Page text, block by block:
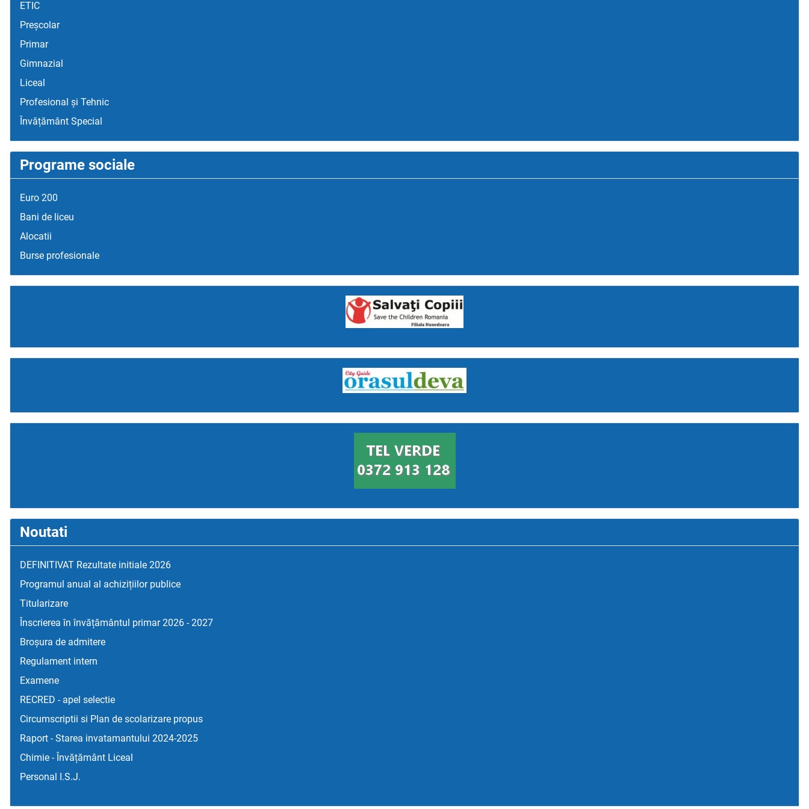
ETIC
Preșcolar
Primar
Gimnazial
Liceal
Profesional și Tehnic
Învățământ Special
Programe sociale
Euro 200
Bani de liceu
Alocatii
Burse profesionale
Noutati
DEFINITIVAT Rezultate initiale 2026
Programul anual al achizițiilor publice
Titularizare
Înscrierea în învățământul primar 2026 - 2027
Broșura de admitere
Regulament intern
Examene
RECRED - apel selectie
Circumscriptii si Plan de scolarizare propus
Raport - Starea invatamantului 2024-2025
Chimie - Învățământ Liceal
Personal I.S.J.